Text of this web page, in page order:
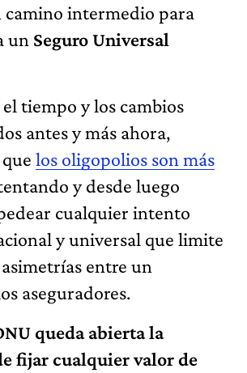
camino intermedio para
un Seguro Universal
tiempo y los cambios
antes y más ahora,
los oligopolios son más
y desde luego
cualquier intento
y universal que limite
entre un
aseguradores.
queda abierta la
fijar cualquier valor de